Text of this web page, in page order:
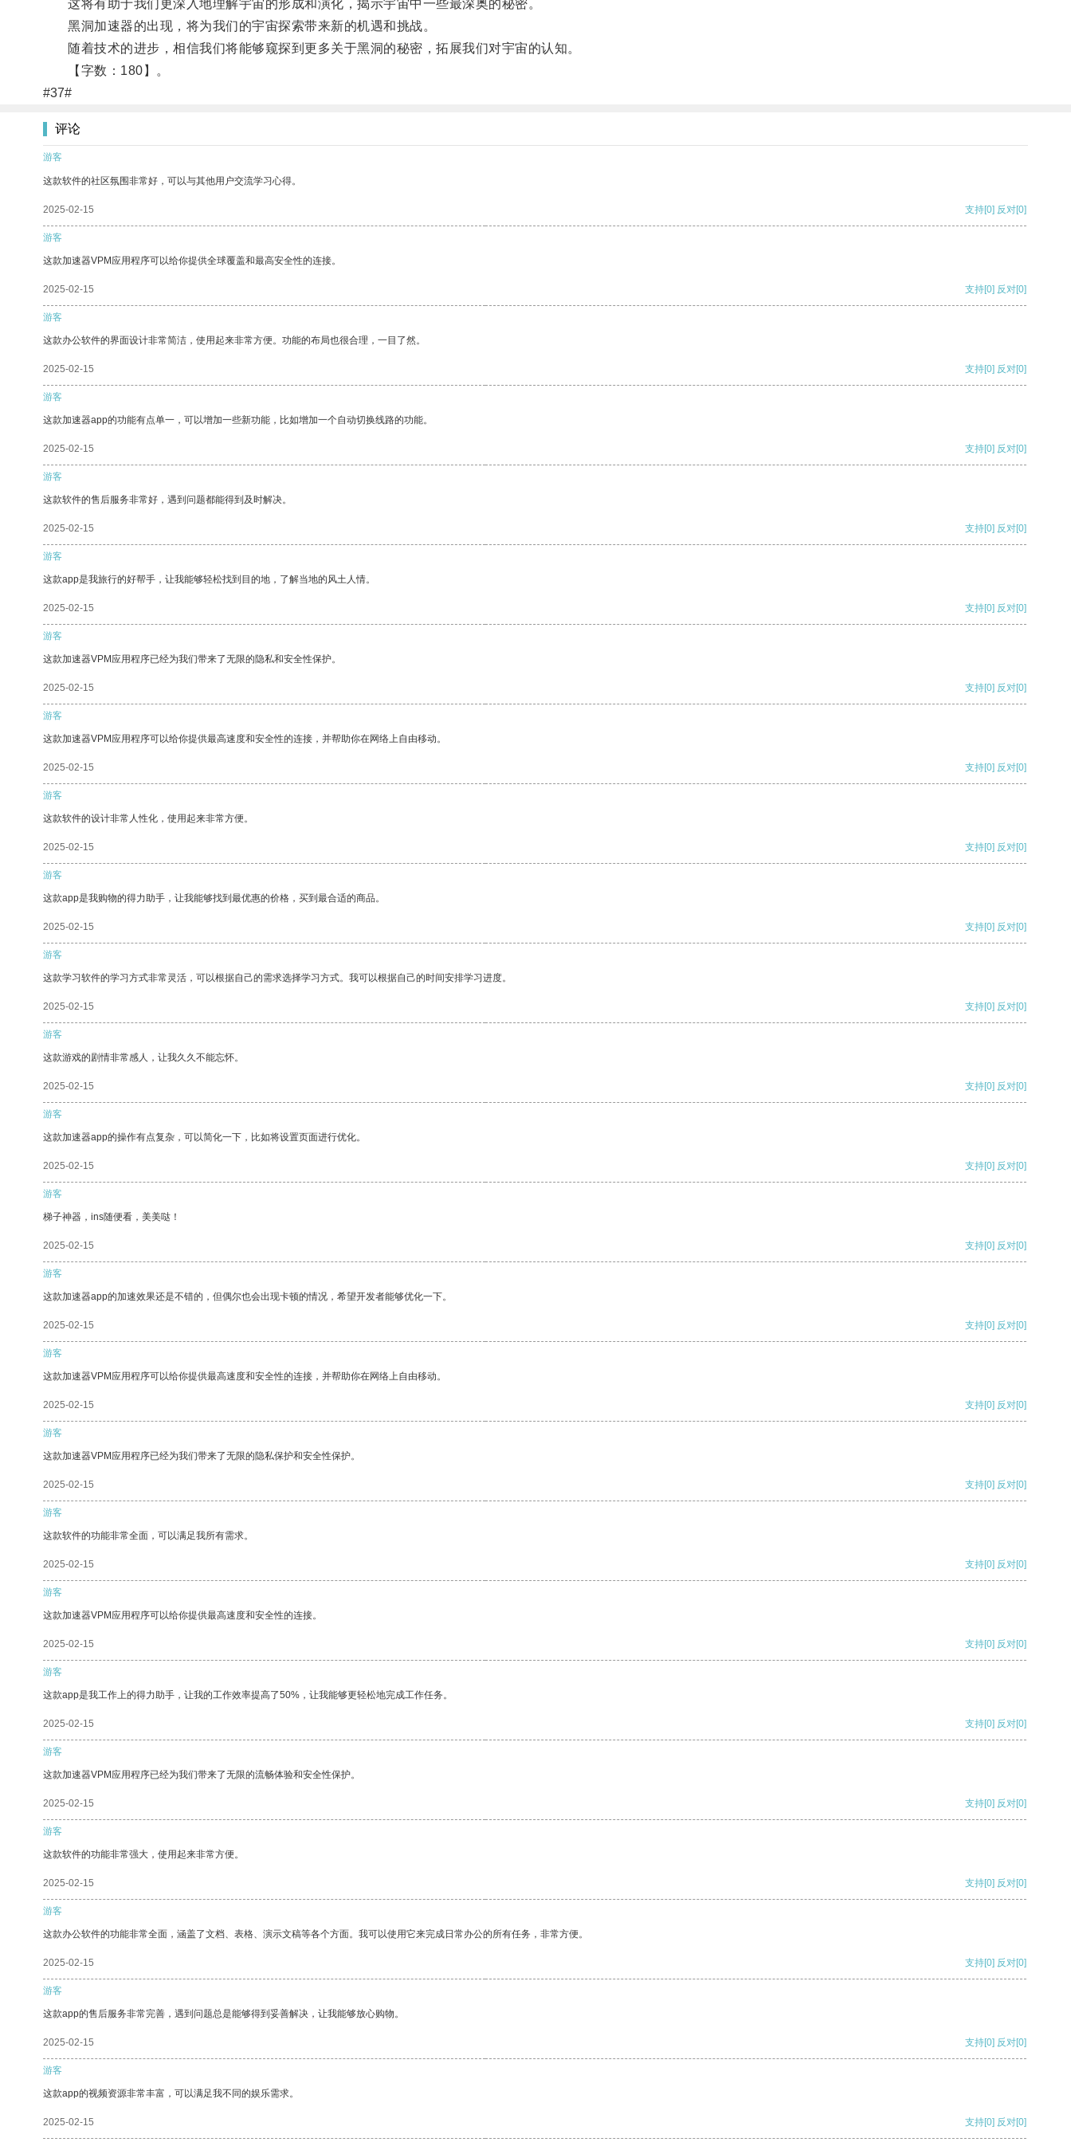
这将有助于我们更深入地理解宇宙的形成和演化，揭示宇宙中一些最深奥的秘密。
黑洞加速器的出现，将为我们的宇宙探索带来新的机遇和挑战。
随着技术的进步，相信我们将能够窥探到更多关于黑洞的秘密，拓展我们对宇宙的认知。
【字数：180】。
#37#
评论
游客
这款软件的社区氛围非常好，可以与其他用户交流学习心得。
2025-02-15 支持[0] 反对[0]
游客
这款加速器VPM应用程序可以给你提供全球覆盖和最高安全性的连接。
2025-02-15 支持[0] 反对[0]
游客
这款办公软件的界面设计非常简洁，使用起来非常方便。功能的布局也很合理，一目了然。
2025-02-15 支持[0] 反对[0]
游客
这款加速器app的功能有点单一，可以增加一些新功能，比如增加一个自动切换线路的功能。
2025-02-15 支持[0] 反对[0]
游客
这款软件的售后服务非常好，遇到问题都能得到及时解决。
2025-02-15 支持[0] 反对[0]
游客
这款app是我旅行的好帮手，让我能够轻松找到目的地，了解当地的风土人情。
2025-02-15 支持[0] 反对[0]
游客
这款加速器VPM应用程序已经为我们带来了无限的隐私和安全性保护。
2025-02-15 支持[0] 反对[0]
游客
这款加速器VPM应用程序可以给你提供最高速度和安全性的连接，并帮助你在网络上自由移动。
2025-02-15 支持[0] 反对[0]
游客
这款软件的设计非常人性化，使用起来非常方便。
2025-02-15 支持[0] 反对[0]
游客
这款app是我购物的得力助手，让我能够找到最优惠的价格，买到最合适的商品。
2025-02-15 支持[0] 反对[0]
游客
这款学习软件的学习方式非常灵活，可以根据自己的需求选择学习方式。我可以根据自己的时间安排学习进度。
2025-02-15 支持[0] 反对[0]
游客
这款游戏的剧情非常感人，让我久久不能忘怀。
2025-02-15 支持[0] 反对[0]
游客
这款加速器app的操作有点复杂，可以简化一下，比如将设置页面进行优化。
2025-02-15 支持[0] 反对[0]
游客
梯子神器，ins随便看，美美哒！
2025-02-15 支持[0] 反对[0]
游客
这款加速器app的加速效果还是不错的，但偶尔也会出现卡顿的情况，希望开发者能够优化一下。
2025-02-15 支持[0] 反对[0]
游客
这款加速器VPM应用程序可以给你提供最高速度和安全性的连接，并帮助你在网络上自由移动。
2025-02-15 支持[0] 反对[0]
游客
这款加速器VPM应用程序已经为我们带来了无限的隐私保护和安全性保护。
2025-02-15 支持[0] 反对[0]
游客
这款软件的功能非常全面，可以满足我所有需求。
2025-02-15 支持[0] 反对[0]
游客
这款加速器VPM应用程序可以给你提供最高速度和安全性的连接。
2025-02-15 支持[0] 反对[0]
游客
这款app是我工作上的得力助手，让我的工作效率提高了50%，让我能够更轻松地完成工作任务。
2025-02-15 支持[0] 反对[0]
游客
这款加速器VPM应用程序已经为我们带来了无限的流畅体验和安全性保护。
2025-02-15 支持[0] 反对[0]
游客
这款软件的功能非常强大，使用起来非常方便。
2025-02-15 支持[0] 反对[0]
游客
这款办公软件的功能非常全面，涵盖了文档、表格、演示文稿等各个方面。我可以使用它来完成日常办公的所有任务，非常方便。
2025-02-15 支持[0] 反对[0]
游客
这款app的售后服务非常完善，遇到问题总是能够得到妥善解决，让我能够放心购物。
2025-02-15 支持[0] 反对[0]
游客
这款app的视频资源非常丰富，可以满足我不同的娱乐需求。
2025-02-15 支持[0] 反对[0]